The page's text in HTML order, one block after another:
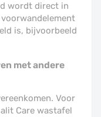
wordt direct in
is, bijvoorbeeld
met andere
Voor
Care wastafel